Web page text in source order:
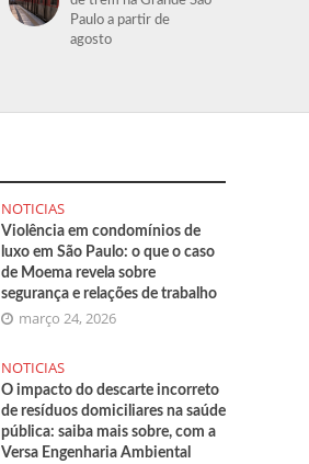
Paulo a partir de
agosto
NOTICIAS
Violência em condomínios de
luxo em São Paulo: o que o caso
de Moema revela sobre
segurança e relações de trabalho
março 24, 2026
NOTICIAS
O impacto do descarte incorreto
de resíduos domiciliares na saúde
pública: saiba mais sobre, com a
Versa Engenharia Ambiental